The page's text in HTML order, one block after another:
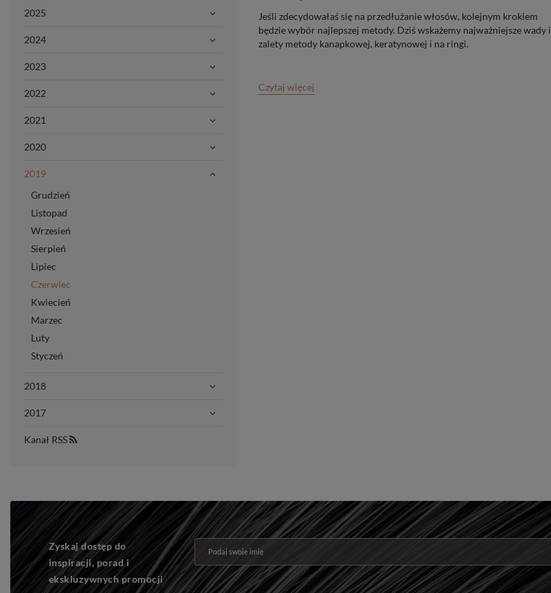
2025
2024
2023
2022
2021
2020
2019
Grudzień
Listopad
Wrzesień
Sierpień
Lipiec
Czerwiec
Kwiecień
Marzec
Luty
Styczeń
2018
2017
Kanał RSS
Jeśli zdecydowałaś się na przedłużanie włosów, kolejnym krokiem
będzie wybór najlepszej metody. Dziś wskażemy najważniejsze wady i
zalety metody kanapkowej, keratynowej i na ringi.
Czytaj więcej
Zyskaj dostęp do
inspiracji, porad i
ekskluzywnych promocji
Podaj swoje imię